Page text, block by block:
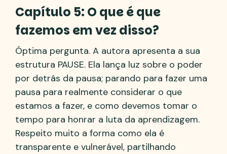
Capítulo 5: O que é que
fazemos em vez disso?
Óptima pergunta. A autora apresenta a sua
estrutura PAUSE. Ela lança luz sobre o poder
por detrás da pausa; parando para fazer uma
pausa para realmente considerar o que
estamos a fazer, e como devemos tomar o
tempo para honrar a luta da aprendizagem.
Respeito muito a forma como ela é
transparente e vulnerável, partilhando